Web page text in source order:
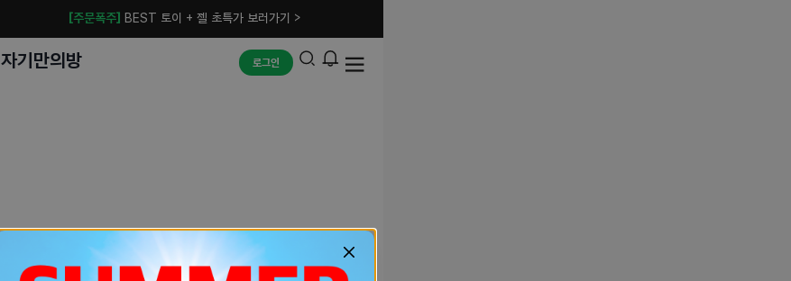
[주문폭주] BEST 토이 + 젤 초특가 보러가기 >
자기만의방 로그인